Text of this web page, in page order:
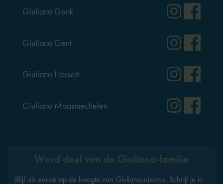
Giuliano Genk
Giuliano Gent
Giuliano Hasselt
Giuliano Maasmechelen
Word deel van de Giuliano-familie
Blijf als eerste op de hoogte van Giuliano-nieuws. Schrijf je in